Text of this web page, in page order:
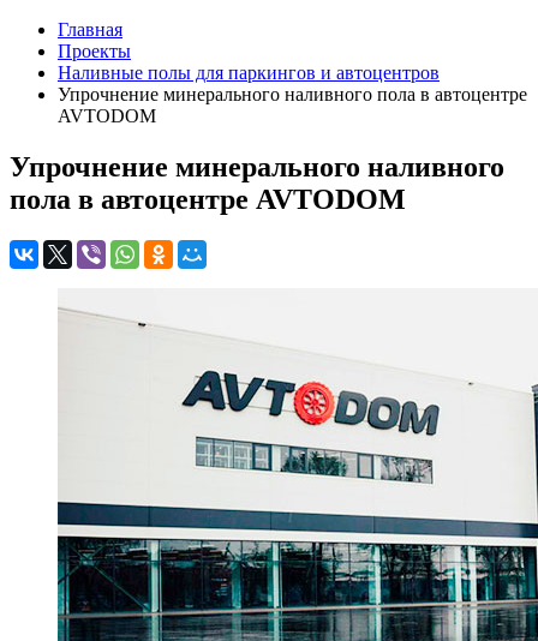
Главная
Проекты
Наливные полы для паркингов и автоцентров
Упрочнение минерального наливного пола в автоцентре
AVTODOM
Упрочнение минерального наливного
пола в автоцентре AVTODOM